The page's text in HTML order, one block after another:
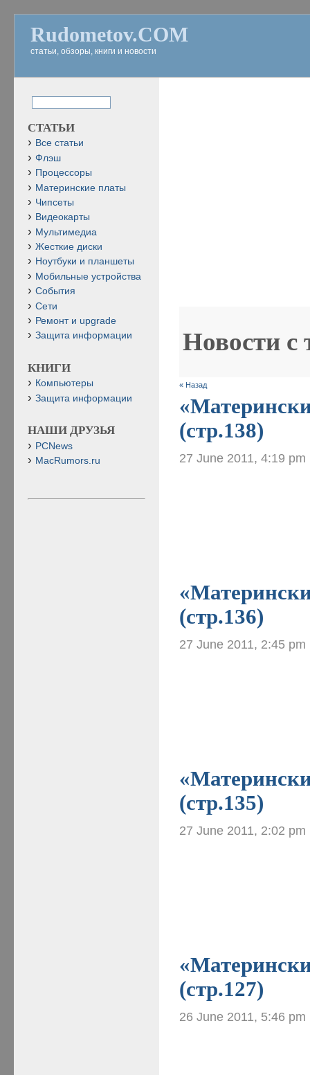
Rudometov.COM
статьи, обзоры, книги и новости
Новости с
« Назад
(стр.138)
27 June 2011, 4:19 pm
(стр.136)
27 June 2011, 2:45 pm
(стр.135)
27 June 2011, 2:02 pm
(стр.127)
26 June 2011, 5:46 pm
СТАТЬИ
Все статьи
Флэш
Процессоры
Материнские платы
Чипсеты
Видеокарты
Мультимедиа
Жесткие диски
Ноутбуки и планшеты
Мобильные устройства
События
Сети
Ремонт и upgrade
Защита информации
КНИГИ
Компьютеры
Защита информации
НАШИ ДРУЗЬЯ
PCNews
MacRumors.ru